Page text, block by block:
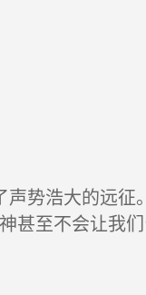
势浩大的远
甚至不会让我